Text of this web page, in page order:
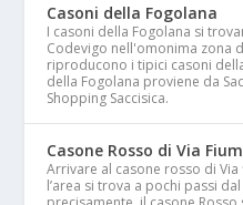
Casoni della Fogolana
I casoni della Fogolana si
Codevigo nell'omonima zona
riproducono i tipici casoni
della Fogolana proviene da
Shopping Saccisica.
Casone Rosso di Via
Arrivare al casone rosso di
l’area si trova a pochi passi